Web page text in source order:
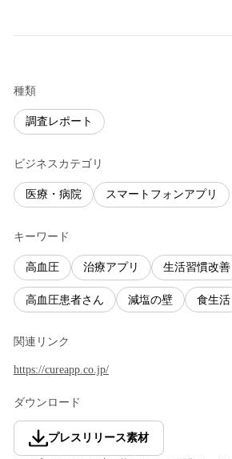
種類
調査レポート
ビジネスカテゴリ
医療・病院 スマートフォンアプリ
キーワード
高血圧 治療アプリ 生活習慣改善
高血圧患者さん 減塩の壁 食生活
関連リンク
https://cureapp.co.jp/
ダウンロード
プレスリリース素材